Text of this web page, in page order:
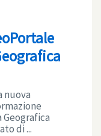
nuova
di ...